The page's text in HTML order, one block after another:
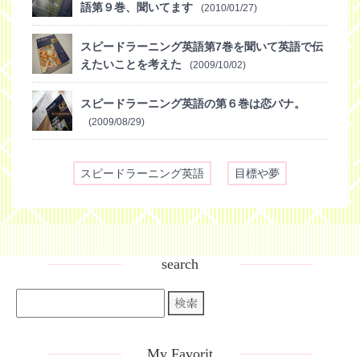
語第９巻、聞いてます
(2010/01/27)
スピードラーニング英語第7巻を聞いて英語で伝
えたいことを考えた
(2009/10/02)
スピードラーニング英語の第６巻は恋バナ。
(2009/08/29)
スピードラーニング英語 目標や夢
search
My Favorit